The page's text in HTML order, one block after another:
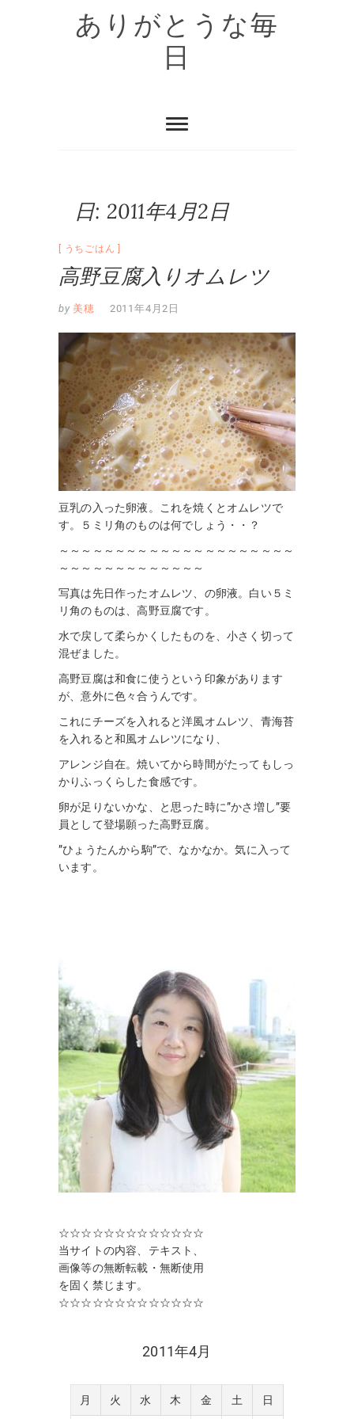
ありがとうな毎
日
日: 2011年4月2日
うちごはん
高野豆腐入りオムレツ
by 美穂 2011年4月2日
豆乳の入った卵液。これを焼くとオムレツで
す。５ミリ角のものは何でしょう・・？
～～～～～～～～～～～～～～～～～～～～～
～～～～～～～～～～～～～
写真は先日作ったオムレツ、の卵液。白い５ミ
リ角のものは、高野豆腐です。
水で戻して柔らかくしたものを、小さく切って
混ぜました。
高野豆腐は和食に使うという印象があります
が、意外に色々合うんです。
これにチーズを入れると洋風オムレツ、青海苔
を入れると和風オムレツになり、
アレンジ自在。焼いてから時間がたってもしっ
かりふっくらした食感です。
卵が足りないかな、と思った時に”かさ増し”要
員として登場願った高野豆腐。
”ひょうたんから駒”で、なかなか。気に入って
います。
☆☆☆☆☆☆☆☆☆☆☆☆☆
当サイトの内容、テキスト、
画像等の無断転載・無断使用
を固く禁じます。
☆☆☆☆☆☆☆☆☆☆☆☆☆
2011年4月
月 火 水 木 金 土 日